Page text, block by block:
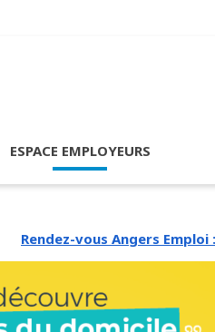
ESPACE EMPLOYEURS
Rendez-vous Angers